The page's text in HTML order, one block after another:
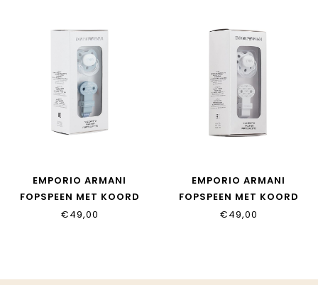
EMPORIO ARMANI
FOPSPEEN MET KOORD
€49,00
EMPORIO ARMANI
FOPSPEEN MET KOORD
€49,00